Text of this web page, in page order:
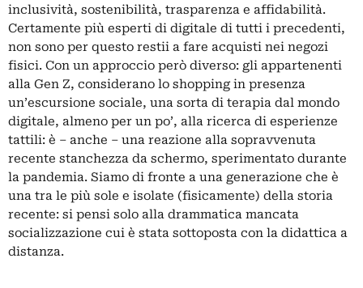
inclusività, sostenibilità, trasparenza e affidabilità.
Certamente più esperti di digitale di tutti i precedenti,
non sono per questo restii a fare acquisti nei negozi
fisici. Con un approccio però diverso: gli appartenenti
alla Gen Z, considerano lo shopping in presenza
un’escursione sociale, una sorta di terapia dal mondo
digitale, almeno per un po’, alla ricerca di esperienze
tattili: è – anche – una reazione alla sopravvenuta
recente stanchezza da schermo, sperimentato durante
la pandemia. Siamo di fronte a una generazione che è
una tra le più sole e isolate (fisicamente) della storia
recente: si pensi solo alla drammatica mancata
socializzazione cui è stata sottoposta con la didattica a
distanza.